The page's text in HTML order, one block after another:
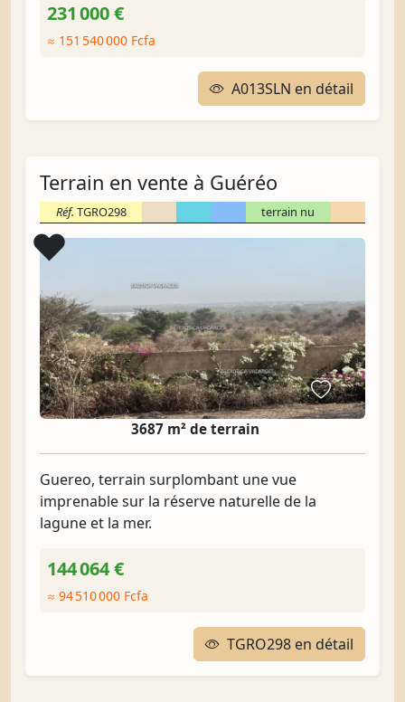
231 000 €
≈ 151 540 000 Fcfa
A013SLN en détail
Terrain en vente à Guéréo
Réf. TGRO298 terrain nu
❤️Coup de cœur
3687 m² de terrain
Guereo, terrain surplombant une vue
imprenable sur la réserve naturelle de la
lagune et la mer.
144 064 €
≈ 94 510 000 Fcfa
TGRO298 en détail